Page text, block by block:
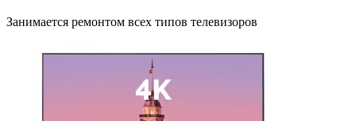
Занимается ремонтом всех типов телевизоров